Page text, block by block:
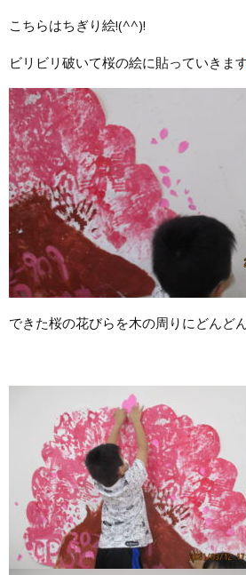
こちらはちぎり絵!(^^)!
ビリビリ破いて桜の絵に貼っていきま
できた桜の花びらを木の周りにどんど